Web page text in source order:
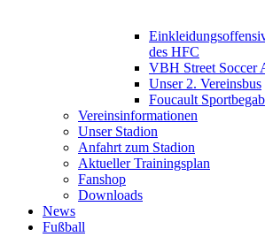
des HFC
VBH Street Soccer
Unser 2. Vereinsbus
Foucault
Vereinsinformationen
Unser Stadion
Anfahrt zum Stadion
Aktueller Trainingsplan
Fanshop
Downloads
News
Fußball